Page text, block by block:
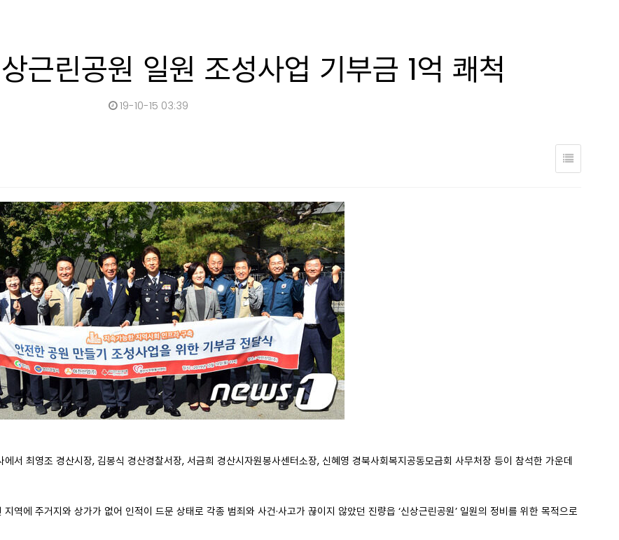
근린공원 일원 조성사업 기부금 1억 쾌척
19-10-15 03:39
서 최영조 경산시장, 김봉식 경산경찰서장, 서금희 경산시자원봉사센터소장, 신혜영 경북사회복지공동모금회 사무처장 등이 참석한 가운데
역에 주거지와 상가가 없어 인적이 드문 상태로 각종 범죄와 사건·사고가 끊이지 않았던 진량읍 ‘신상근린공원’ 일원의 정비를 위한 목적으로